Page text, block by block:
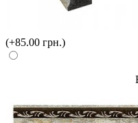
(+85.00 грн.)